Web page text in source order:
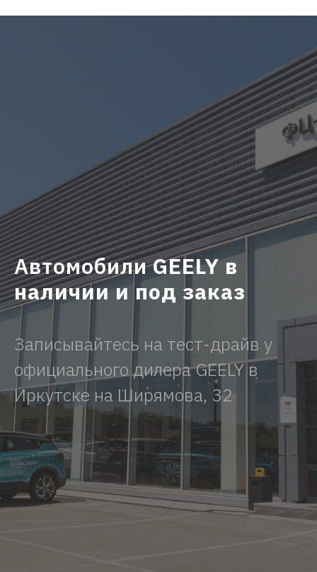
АвтомобилиGEELY в
наличии и под заказ
Записывайтесь на тест-драйв у
официального дилера GEELY в
Иркутске на Ширямова, 32